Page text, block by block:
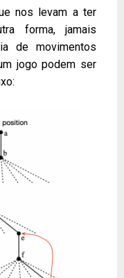
nos levam a ter
forma, jamais
de movimentos
jogo podem ser